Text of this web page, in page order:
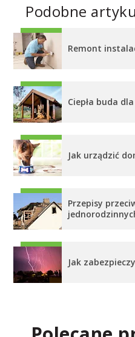
Podobne
Remont
Ciepła buda
Jak urządzić
Przepisy
Jak